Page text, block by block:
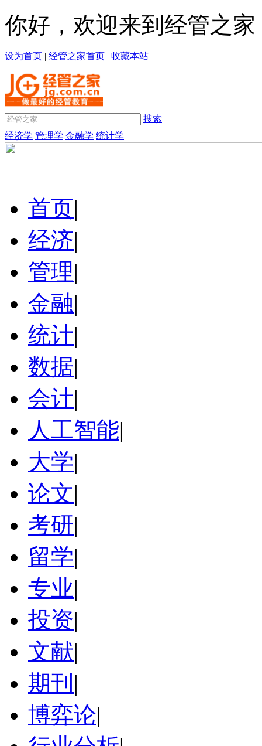
你好，欢迎来到经管之家
设为首页 | 经管之家首页 | 收藏本站
搜索
经济学 管理学 金融学 统计学
首页|
经济|
管理|
金融|
统计|
数据|
会计|
人工智能|
大学|
论文|
考研|
留学|
专业|
投资|
文献|
期刊 |
博弈论|